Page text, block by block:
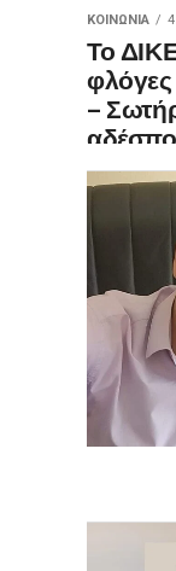
ΚΟΙΝΩΝΊΑ
Το
–
ζώα